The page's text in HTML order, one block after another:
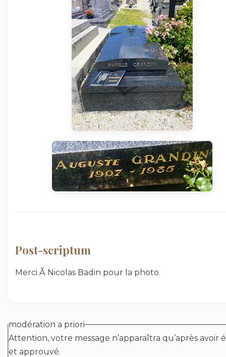
Post-scriptum
Merci Ã Nicolas Badin pour la photo.
modération a priori
Attention, votre message n’apparaîtra qu’après avoir
et approuvé.